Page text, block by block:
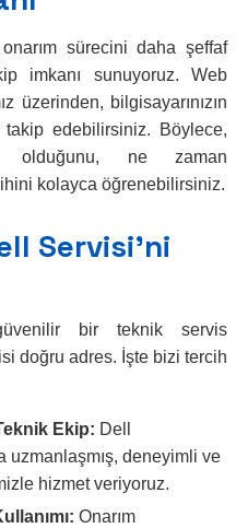
sürecini daha şeffaf
imkanı sunuyoruz. Web
üzerinden, bilgisayarınızın
takip edebilirsiniz. Böylece,
olduğunu, ne zaman
kolayca öğrenebilirsiniz.
Servisi’ni
bir teknik servis
doğru adres. İşte bizi tercih
Ekip: Dell
uzmanlaşmış, deneyimli ve
hizmet veriyoruz.
Onarım